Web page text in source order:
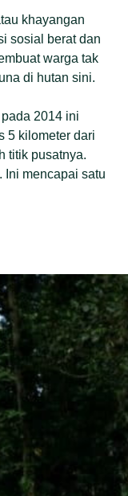
khayangan
sosial berat dan
warga tak
di hutan sini.
2014 ini
5 kilometer dari
titik pusatnya.
Ini mencapai satu